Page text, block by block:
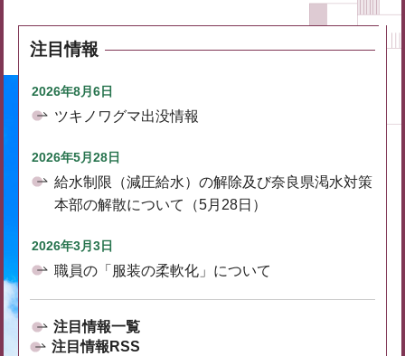
注目情報
2026年8月6日
ツキノワグマ出没情報
2026年5月28日
給水制限（減圧給水）の解除及び奈良県渇水対策
本部の解散について（5月28日）
2026年3月3日
職員の「服装の柔軟化」について
注目情報一覧
注目情報RSS